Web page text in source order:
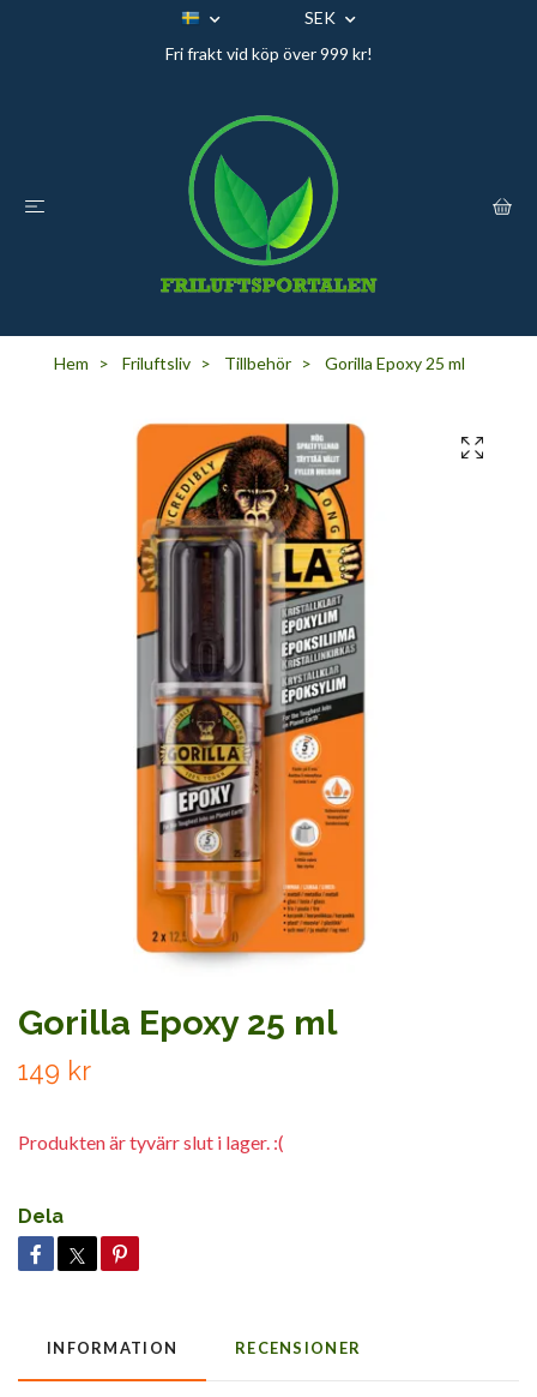
SEK
Fri frakt vid köp över 999 kr!
Hem Friluftsliv Tillbehör Gorilla Epoxy 25 ml
Gorilla Epoxy 25 ml
149 kr
Produkten är tyvärr slut i lager. :(
Dela
INFORMATION RECENSIONER